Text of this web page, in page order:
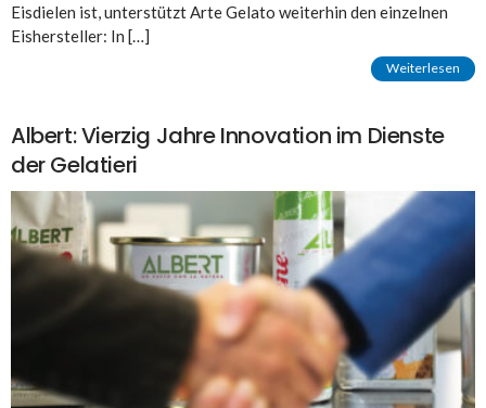
Eisdielen ist, unterstützt Arte Gelato weiterhin den einzelnen
Eishersteller: In […]
Weiterlesen
Albert: Vierzig Jahre Innovation im Dienste
der Gelatieri